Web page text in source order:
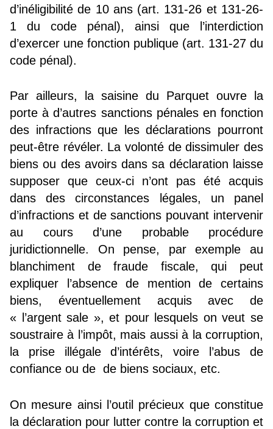
d’inéligibilité de 10 ans (art. 131-26 et 131-26-
1 du code pénal), ainsi que l’interdiction
d’exercer une fonction publique (art. 131-27 du
code pénal).
Par ailleurs, la saisine du Parquet ouvre la
porte à d’autres sanctions pénales en fonction
des infractions que les déclarations pourront
peut-être révéler. La volonté de dissimuler des
biens ou des avoirs dans sa déclaration laisse
supposer que ceux-ci n’ont pas été acquis
dans des circonstances légales, un panel
d’infractions et de sanctions pouvant intervenir
au cours d’une probable procédure
juridictionnelle. On pense, par exemple au
blanchiment de fraude fiscale, qui peut
expliquer l’absence de mention de certains
biens, éventuellement acquis avec de
« l’argent sale », et pour lesquels on veut se
soustraire à l’impôt, mais aussi à la corruption,
la prise illégale d’intérêts, voire l’abus de
confiance ou de de biens sociaux, etc.
On mesure ainsi l’outil précieux que constitue
la déclaration pour lutter contre la corruption et